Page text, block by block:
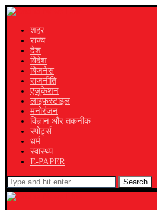
शहर
राज्य
देश
विदेश
बिजनेस
राजनीति
एजुकेशन
लाइफस्टाइल
मनोरंजन
विज्ञान और तकनीक
स्पोर्ट्स
धर्म
स्वास्थ्य
E-PAPER
Search